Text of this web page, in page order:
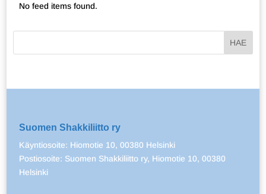
No feed items found.
Suomen Shakkiliitto ry
Käyntiosoite: Hiomotie 10, 00380 Helsinki
Postiosoite: Suomen Shakkiliitto ry, Hiomotie 10, 00380
Helsinki